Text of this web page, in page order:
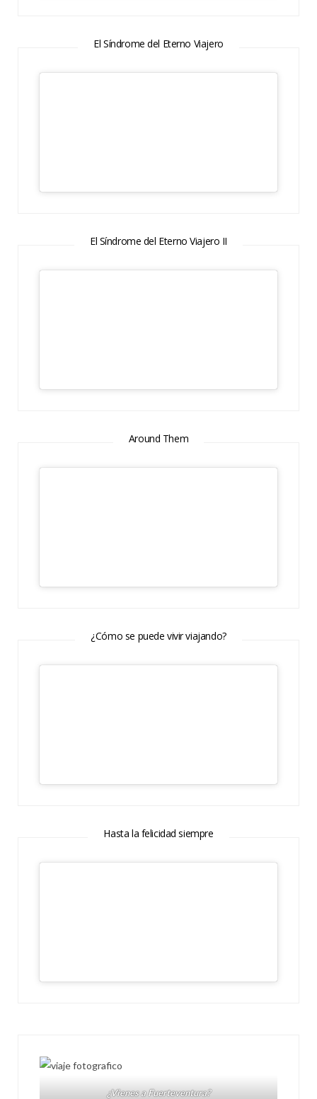
El Síndrome del Eterno Viajero
El Síndrome del Eterno Viajero II
Around Them
¿Cómo se puede vivir viajando?
Hasta la felicidad siempre
¿Vienes a Fuerteventura?